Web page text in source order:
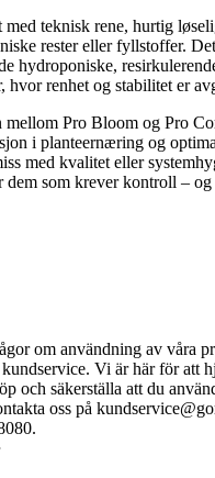
teknisk rene, hurtig
rester eller fyllstoffer.
hydroponiske,
hvor renhet og stabilitet er
mellom Pro Bloom og Pro
i planteernæring og
med kvalitet eller
som krever kontroll – og
om användning av våra
Vi är här för att
och säkerställa att du
oss på